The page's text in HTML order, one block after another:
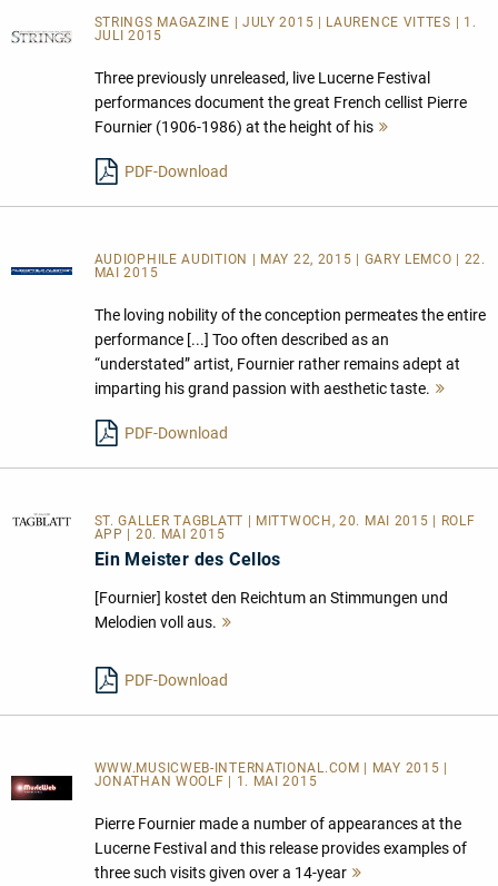
STRINGS MAGAZINE | JULY 2015 | LAURENCE VITTES | 1.
JULI 2015
Three previously unreleased, live Lucerne Festival
performances document the great French cellist Pierre
Fournier (1906-1986) at the height of his
PDF-Download
AUDIOPHILE AUDITION | MAY 22, 2015 | GARY LEMCO | 22.
MAI 2015
The loving nobility of the conception permeates the entire
performance [...] Too often described as an
“understated” artist, Fournier rather remains adept at
imparting his grand passion with aesthetic taste.
PDF-Download
ST. GALLER TAGBLATT
| MITTWOCH, 20. MAI 2015 | ROLF
APP | 20. MAI 2015
Ein Meister des Cellos
[Fournier] kostet den Reichtum an Stimmungen und
Melodien voll aus.
PDF-Download
WWW.MUSICWEB-INTERNATIONAL.COM | MAY 2015 |
JONATHAN WOOLF | 1. MAI 2015
Pierre Fournier made a number of appearances at the
Lucerne Festival and this release provides examples of
three such visits given over a 14-year